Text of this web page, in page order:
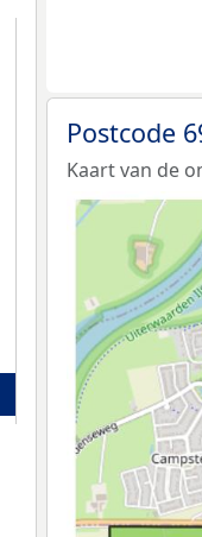
Postcode
Kaart van de